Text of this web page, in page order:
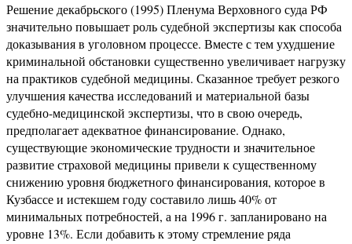
Решение декабрьского (1995) Пленума Верховного суда РФ
значительно повышает роль судебной экспертизы как способа
доказывания в уголовном процессе. Вместе с тем ухудшение
криминальной обстановки существенно увеличивает нагрузку
на практиков судебной медицины. Сказанное требует резкого
улучшения качества исследований и материальной базы
судебно-медицинской экспертизы, что в свою очередь,
предполагает адекватное финансирование. Однако,
существующие экономические трудности и значительное
развитие страховой медицины привели к существенному
снижению уровня бюджетного финансирования, которое в
Кузбассе и истекшем году составило лишь 40% от
минимальных потребностей, а на 1996 г. запланировано на
уровне 13%. Если добавить к этому стремление ряда